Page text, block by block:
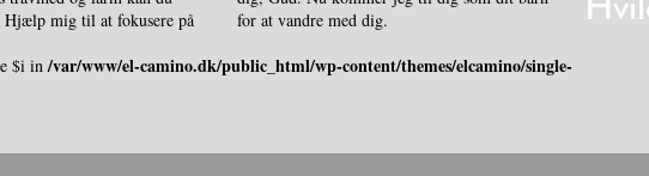
på
for at vandre med dig.
$i in/var/www/el-camino.dk/public_html/wp-content/themes/elcamino/single-